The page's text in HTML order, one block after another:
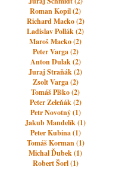
Roman Kopil (2)
Richard Macko (2)
Ladislav Pollák (2)
Maroš Macko (2)
Peter Varga (2)
Anton Dulak (2)
Juraj Straňák (2)
Zsolt Varga (2)
Tomáš Plško (2)
Peter Zeleňák (2)
Petr Novotný (1)
Jakub Mandelík (1)
Peter Kubina (1)
Tomáš Korman (1)
Michal Ďubek (1)
Robert Šorl (1)